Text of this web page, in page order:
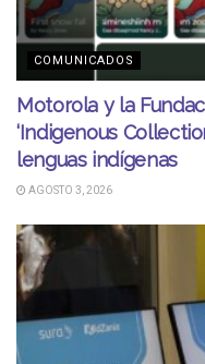
COMUNICADOS
Motorola y la
‘Indigenous
lenguas indígenas
AGOSTO 3, 2026